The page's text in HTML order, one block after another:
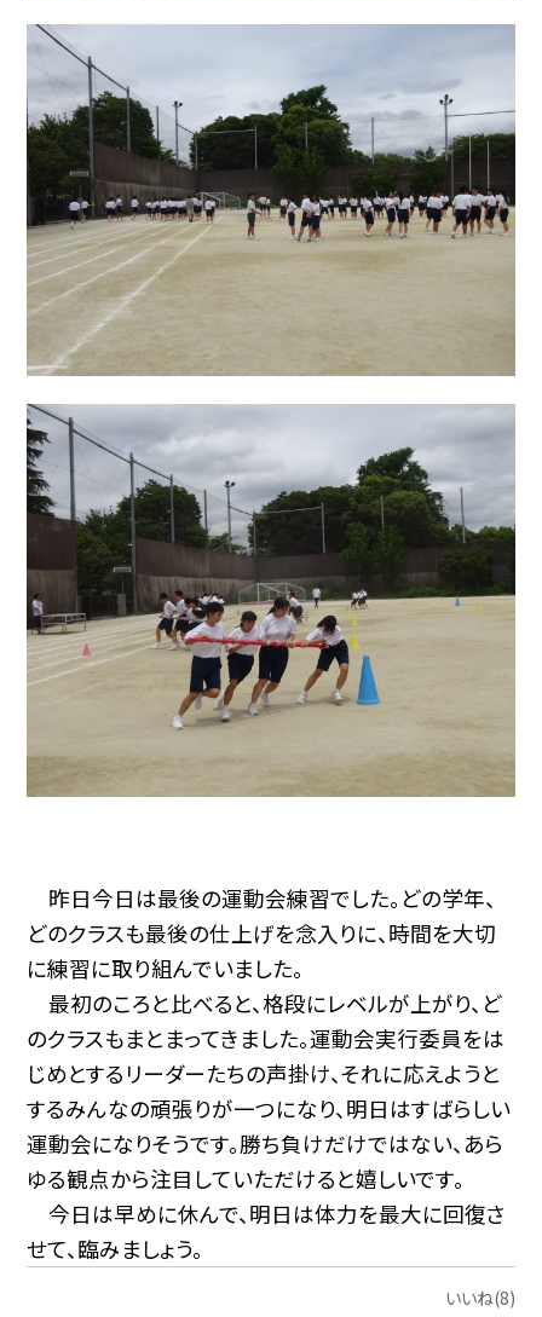
昨日今日は最後の運動会練習でした。どの学年、
どのクラスも最後の仕上げを念入りに、時間を大切
に練習に取り組んでいました。
最初のころと比べると、格段にレベルが上がり、ど
のクラスもまとまってきました。運動会実行委員をは
じめとするリーダーたちの声掛け、それに応えようと
するみんなの頑張りが一つになり、明日はすばらしい
運動会になりそうです。勝ち負けだけではない、あら
ゆる観点から注目していただけると嬉しいです。
今日は早めに休んで、明日は体力を最大に回復さ
せて、臨みましょう。
いいね(8)